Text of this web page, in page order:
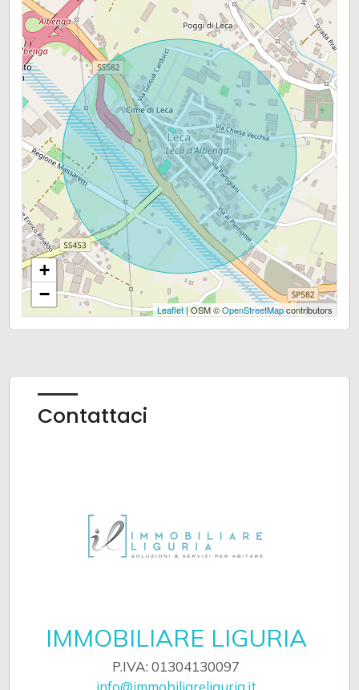
+
−
Leaflet| OSM ©OpenStreetMapcontributors
Contattaci
IMMOBILIARE LIGURIA
P.IVA: 01304130097
info@immobiliareliguria.it